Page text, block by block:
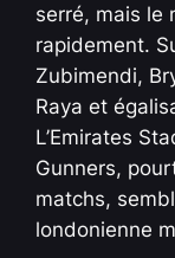
serré, mais le
rapidement.
Zubimendi,
Raya et
L’Emirates
Gunners,
matchs,
londonienne